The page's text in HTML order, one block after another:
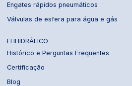
Engates rápidos pneumáticos
Válvulas de esfera para água e gás
EHHIDRÁLICO
Histórico e Perguntas Frequentes
Certificação
Blog